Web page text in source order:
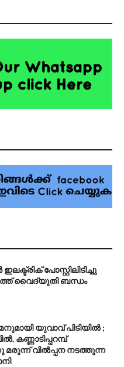
പോസ്റ്റിലിടിച്ചു
വൈദ്യുതി ബന്ധം
യുവാവ് പിടിയിൽ ;
കണ്ണാടിപ്പറമ്പ്
മരുന്ന് വിൽപ്പന നടത്തുന്ന